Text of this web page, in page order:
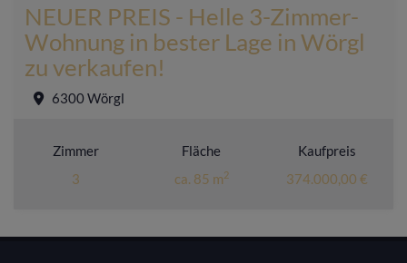
NEUER PREIS - Helle 3-Zimmer-
Wohnung in bester Lage in Wörgl
zu verkaufen!
6300 Wörgl
Zimmer
3
Fläche
ca. 85 m2
Kaufpreis
374.000,00 €